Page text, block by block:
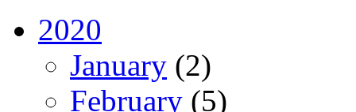
2020
January (2)
February (5)